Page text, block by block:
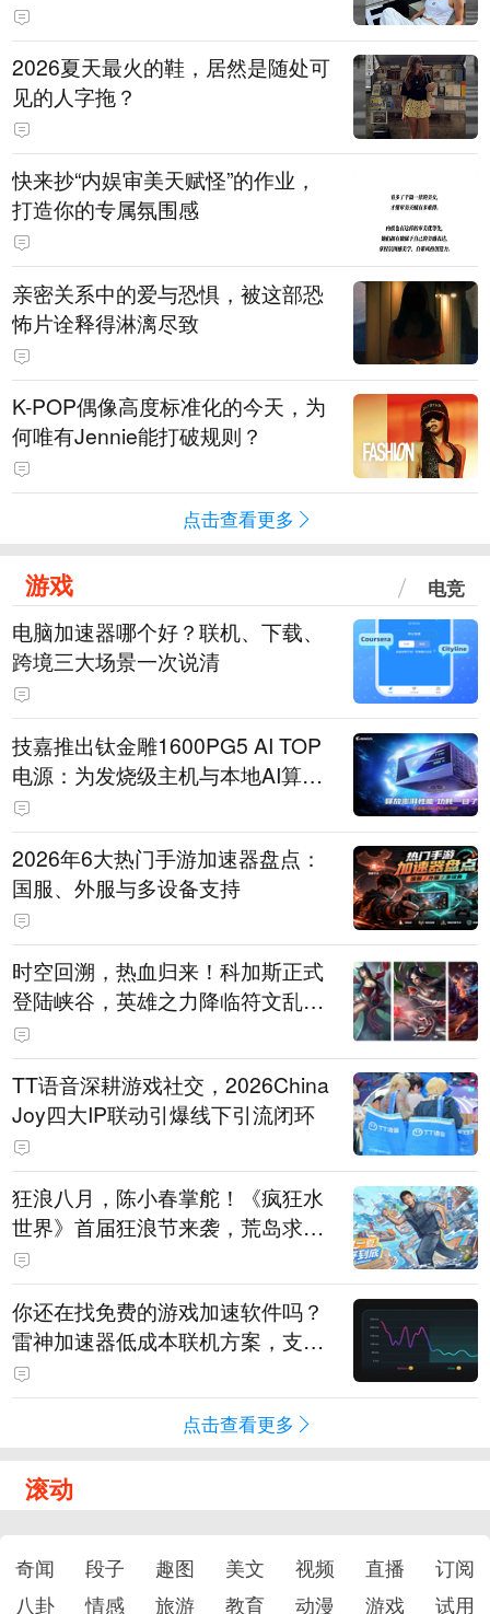
2026夏天最火的鞋，居然是随处可
见的人字拖？
快来抄“内娱审美天赋怪”的作业，
打造你的专属氛围感
亲密关系中的爱与恐惧，被这部恐
怖片诠释得淋漓尽致
K-POP偶像高度标准化的今天，为
何唯有Jennie能打破规则？
点击查看更多
游戏 电竞
电脑加速器哪个好？联机、下载、
跨境三大场景一次说清
技嘉推出钛金雕1600PG5 AI TOP
电源：为发烧级主机与本地AI算力
打造旗舰供电方案
2026年6大热门手游加速器盘点：
国服、外服与多设备支持
时空回溯，热血归来！科加斯正式
登陆峡谷，英雄之力降临符文乱
斗！
TT语音深耕游戏社交，2026China
Joy四大IP联动引爆线下引流闭环
狂浪八月，陈小春掌舵！《疯狂水
世界》首届狂浪节来袭，荒岛求生
直播即将开启
你还在找免费的游戏加速软件吗？
雷神加速器低成本联机方案，支持
免费试用
点击查看更多
滚动
奇闻 段子 趣图 美文 视频 直播
订阅
八卦
情感 旅游 教育 动漫 游戏 试用